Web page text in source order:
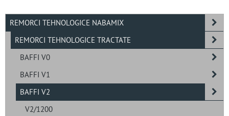
REMORCI TEHNOLOGICE NABAMIX
REMORCI TEHNOLOGICE TRACTATE
BAFFI V0
BAFFI V1
BAFFI V2
V2/1200